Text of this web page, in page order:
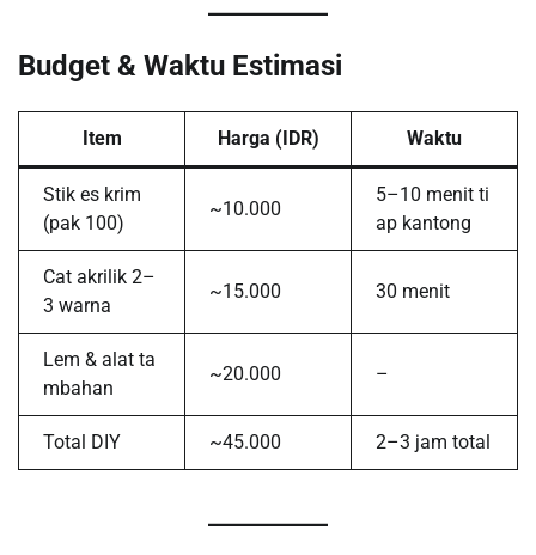
Budget & Waktu Estimasi
Item Harga (IDR) Waktu
Stik es krim
(pak 100)
~10.000
5–10 menit ti
ap kantong
Cat akrilik 2–
3 warna
~15.000 30 menit
Lem & alat ta
mbahan
~20.000 –
Total DIY ~45.000 2–3 jam total